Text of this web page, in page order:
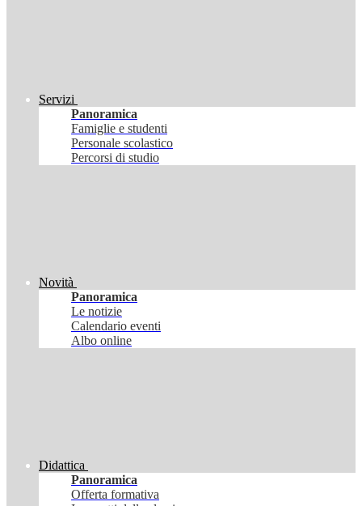
Servizi
Panoramica
Famiglie e studenti
Personale scolastico
Percorsi di studio
Novità
Panoramica
Le notizie
Calendario eventi
Albo online
Didattica
Panoramica
Offerta formativa